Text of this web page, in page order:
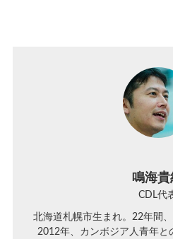
鳴海貴
CDL代
北海道札幌市生まれ。22年間
2012年、カンボジア人青年と